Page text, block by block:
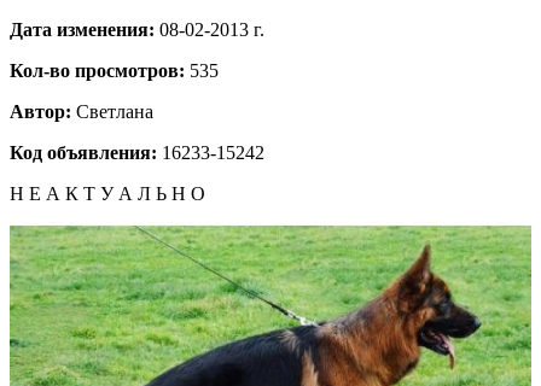
Дата изменения: 08-02-2013 г.
Кол-во просмотров: 535
Автор: Светлана
Код объявления: 16233-15242
Н Е А К Т У А Л Ь Н О